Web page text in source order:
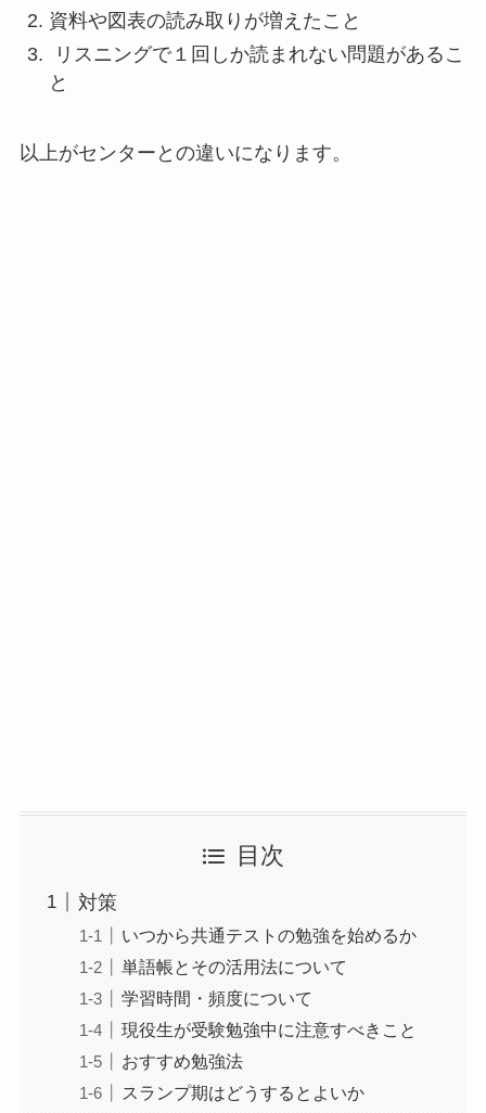
資料や図表の読み取りが増えたこと
リスニングで１回しか読まれない問題があるこ
と
以上がセンターとの違いになります。
目次
対策
いつから共通テストの勉強を始めるか
単語帳とその活用法について
学習時間・頻度について
現役生が受験勉強中に注意すべきこと
おすすめ勉強法
スランプ期はどうするとよいか